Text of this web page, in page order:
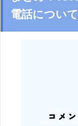
電話について